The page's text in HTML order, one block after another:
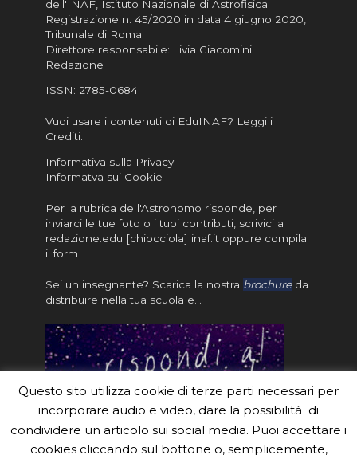
dell'INAF, Istituto Nazionale di Astrofisica
Registrazione n. 45/2020 in data 4 giugno 2020,
Tribunale di Roma
Direttore responsabile: Livia Giacomini
Redazione
ISSN: 2785-0684
Vuoi usare i contenuti di EduINAF? Leggi i
Crediti.
Informativa sulla Privacy
Informatva sui Cookie
Per la rubrica de l'Astronomo risponde, per
inviarci le tue foto o i tuoi contributi, scrivici a
redazione.edu [chiocciola] inaf.it oppure compila
il form
Sei un insegnante? Scarica la nostra brochureda
distribuire nella tua scuola e…
Questo sito utilizza cookie di terze parti necessari per
incorporare audio e video, dare la possibilità di
condividere un articolo sui social media. Puoi accettare i
cookies cliccando sul bottone o, semplicemente,